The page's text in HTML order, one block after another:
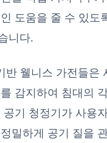
도움을 줄 수 있도
니다.
반 웰니스 가전들은
감지하여 침대의
공기 청정기가 사용
밀하게 공기 질을